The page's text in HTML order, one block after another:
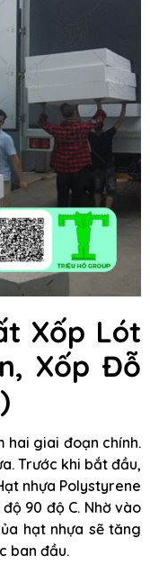
Xốp Lót
Xốp Đỗ
hai giai đoạn chính.
Trước khi bắt đầu,
nhựa Polystyrene
90 độ C. Nhờ vào
hạt nhựa sẽ tăng
ban đầu.